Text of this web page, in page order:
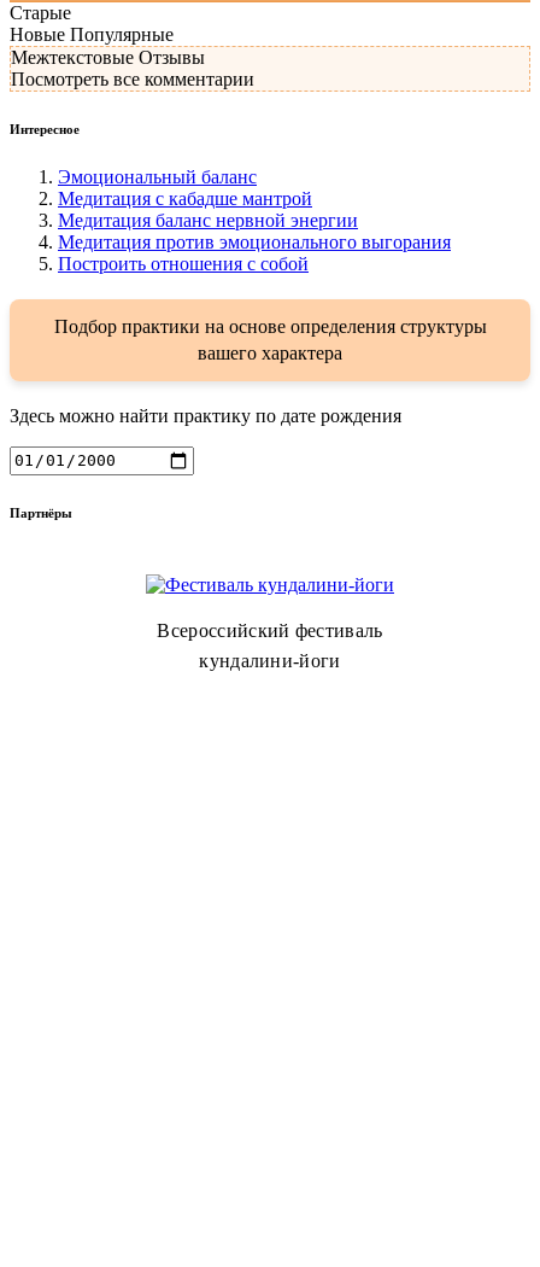
Старые
Новые Популярные
Межтекстовые Отзывы
Посмотреть все комментарии
Интересное
Эмоциональный баланс
Медитация с кабадше мантрой
Медитация баланс нервной энергии
Медитация против эмоционального выгорания
Построить отношения с собой
Подбор практики на основе определения структуры
вашего характера
Здесь можно найти практику по дате рождения
Партнёры
Всероссийский фестиваль
кундалини-йоги